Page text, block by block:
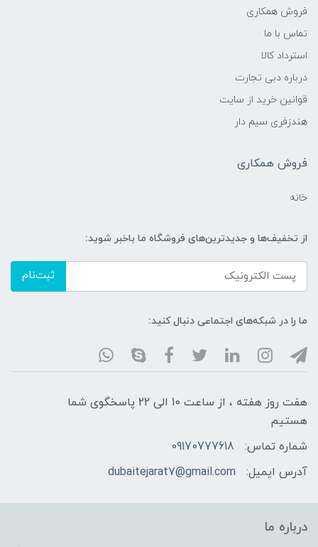
فروش همکاری
تماس با ما
استرداد کالا
درباره دبی تجارت
قوانین خرید از سایت
هندزفری سیم دار
فروش همکاری
خانه
از تخفیف‌ها و جدیدترین‌های فروشگاه ما باخبر شوید:
ثبت‌نام
ما را در شبکه‌های اجتماعی دنبال کنید:
هفت روز هفته ، از ساعت 10 الی 22 پاسخگوی شما
هستیم
شماره تماس:
09170777618
آدرس ایمیل:
dubaitejarat7@gmail.com
درباره ما